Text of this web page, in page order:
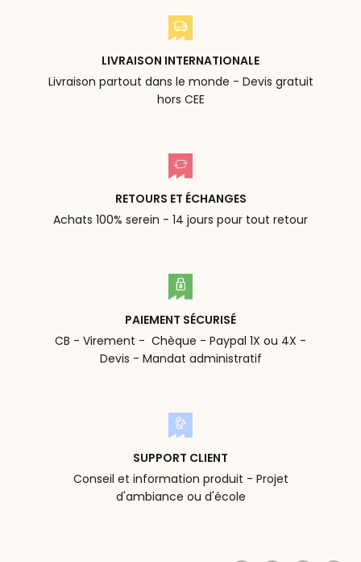
LIVRAISON INTERNATIONALE
Livraison partout dans le monde - Devis gratuit
hors CEE
RETOURS ET ÉCHANGES
Achats 100% serein - 14 jours pour tout retour
PAIEMENT SÉCURISÉ
CB - Virement - Chèque - Paypal 1X ou 4X -
Devis - Mandat administratif
SUPPORT CLIENT
Conseil et information produit - Projet
d'ambiance ou d'école